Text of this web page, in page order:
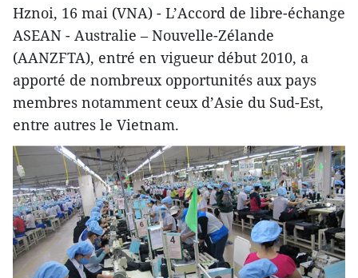
Hznoi, 16 mai (VNA) - L’Accord de libre-échange
ASEAN - Australie – Nouvelle-Zélande
(AANZFTA), entré en vigueur début 2010, a
apporté de nombreux opportunités aux pays
membres notamment ceux d’Asie du Sud-Est,
entre autres le Vietnam.